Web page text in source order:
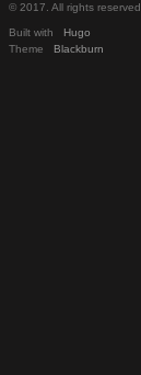
© 2017. All rights reserved.
Built with
Hugo
Theme
Blackburn